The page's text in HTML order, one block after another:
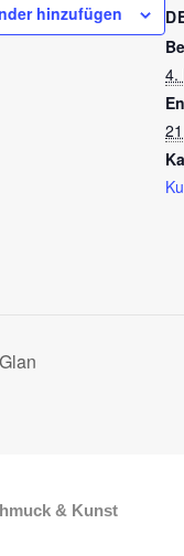
hinzufügen
4.
& Kunst